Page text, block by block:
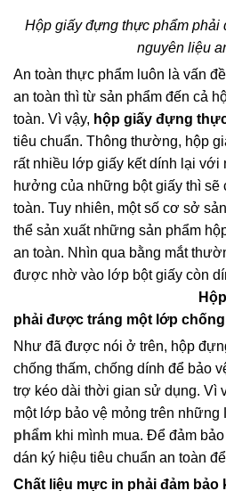
Hộp giấy đựng thực phẩm
nguyên liệu
An toàn thực phẩm luôn là vấn
an toàn thì từ sản phẩm đến cả
toàn. Vì vậy, hộp giấy đựng
tiêu chuẩn. Thông thường, hộp
rất nhiều lớp giấy kết dính lại với
hưởng của những bột giấy thì sẽ
toàn. Tuy nhiên, một số cơ sở
thể sản xuất những sản phẩm
an toàn. Nhìn qua bằng mắt
được nhờ vào lớp bột
phải được tráng một lớp
Như đã được nói ở trên, hộp
chống thấm, chống dính để bảo
trợ kéo dài thời gian sử dụng. Vì
một lớp bảo vệ mỏng trên những
phẩm khi mình mua. Để đảm
dán ký hiệu tiêu chuẩn an toàn
Chất liệu mực in phải đảm